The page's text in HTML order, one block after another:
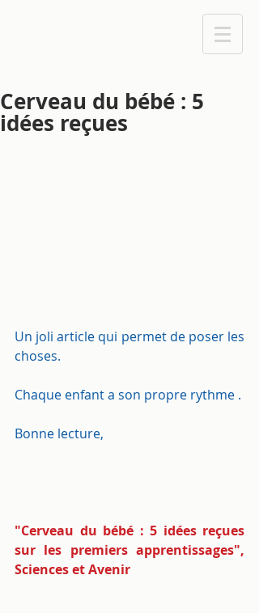
Cerveau du bébé : 5
idées reçues
Un joli article qui permet de poser les
choses.
Chaque enfant a son propre rythme .
Bonne lecture,
"Cerveau du bébé : 5 idées reçues
sur les premiers apprentissages",
Sciences et Avenir